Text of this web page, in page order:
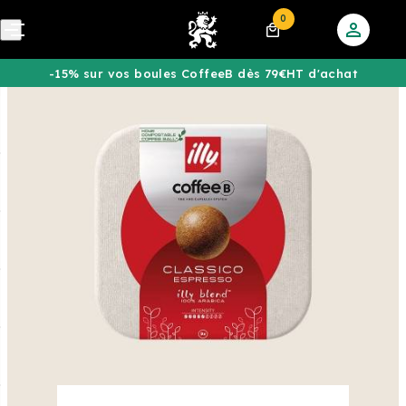
0
-15% sur vos boules CoffeeB dès 79€HT d'achat